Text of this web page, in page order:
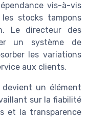
vis-à-vis
stocks tampons
Le directeur des
un système de
les variations
aux clients.
un élément
sur la fiabilité
et la transparence